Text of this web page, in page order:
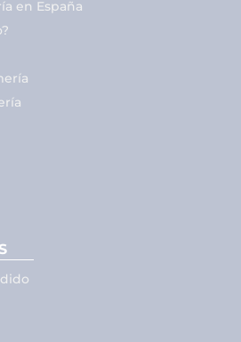
en España